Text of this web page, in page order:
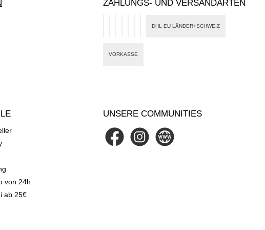
ZAHLUNGS- UND VERSANDARTEN
VORKASSE
DHL EU LÄNDER+SCHWEIZ
von 24h
ab 25€
UNSERE COMMUNITIES
FacebookInstagramWebsite